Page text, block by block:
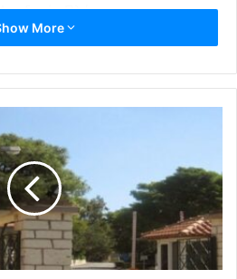
Πλάτωνος, τον
το Δημόσιο Σήμα, όλα αυτά τα
θέσει διαφορετική
ότι αν πρέπει κάποιος να
την πόλη αυτές θα ήταν να
μια πόλη που θα
προσβάσιμη για τους
με αναπηρία, για τις μητέρες
More